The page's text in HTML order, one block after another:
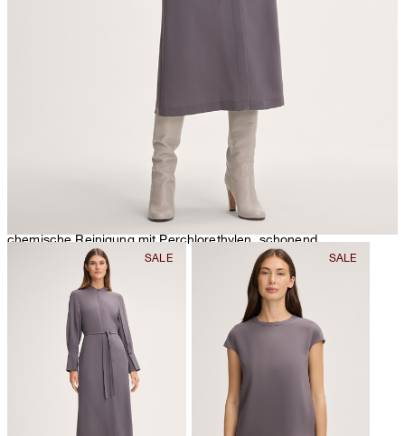
Bügeln bei geringer Temperatur
chemische Reinigung mit Perchlorethylen, schonend